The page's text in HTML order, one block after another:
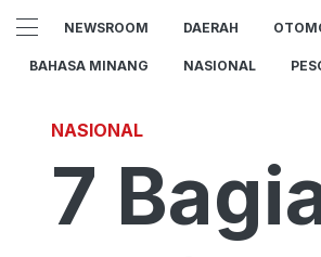
NEWSROOM DAERAH
BAHASA MINANG NASIONAL
NASIONAL
7